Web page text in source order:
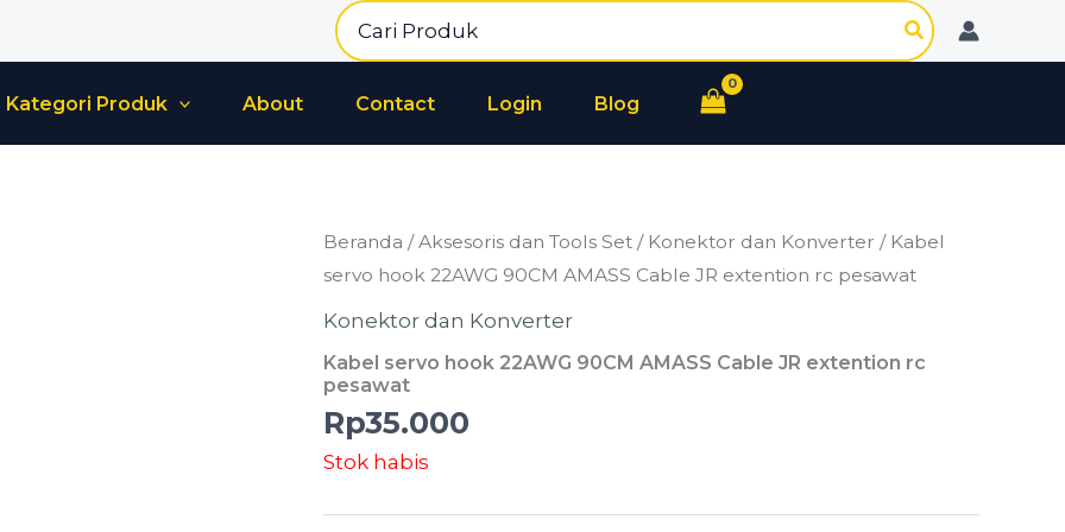
Search
for:
Kategori Produk About Contact Login Blog
Beranda /Aksesoris dan Tools Set / Konektor dan Konverter / Kabel
servo hook 22AWG 90CM AMASS Cable JR extention rc pesawat
Konektor dan Konverter
Kabel servo hook 22AWG 90CM AMASS Cable JR extention rc
pesawat
Rp35.000
Stok habis